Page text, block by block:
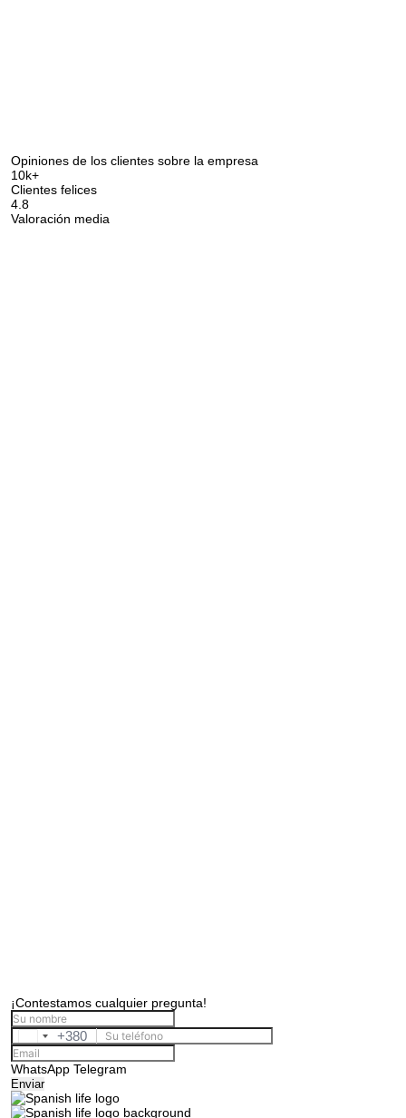
Opiniones de los clientes sobre la empresa
10k+
Clientes felices
4.8
Valoración media
¡Contestamos cualquier pregunta!
Ukraine
+380
+380
WhatsApp Telegram
Enviar